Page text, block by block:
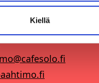
Kiellä
11